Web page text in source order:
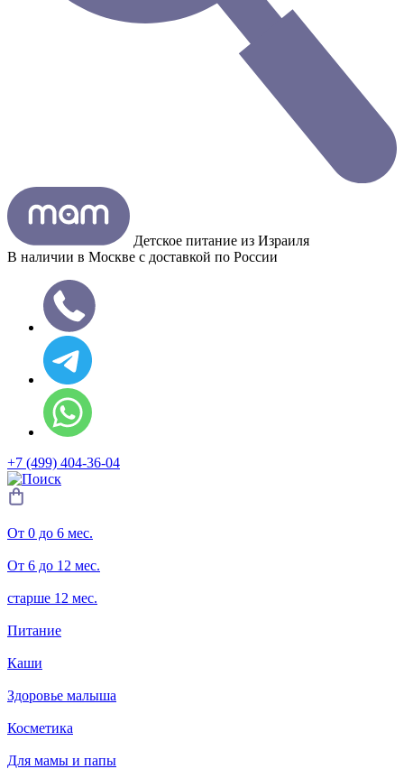
Детское питание из Израиля
В наличии в Москве с доставкой по России
+7 (499) 404-36-04
От 0 до 6 мес.
От 6 до 12 мес.
старше 12 мес.
Питание
Каши
Здоровье малыша
Косметика
Для мамы и папы